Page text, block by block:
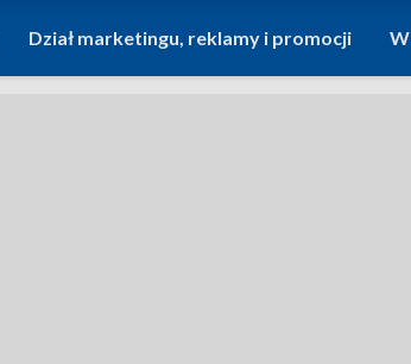
Dział marketingu, reklamy i promocji